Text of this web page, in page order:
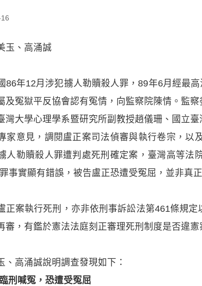
玉、高涌誠
86年12月涉犯擄人勒贖殺人罪，89年6月經最
及冤獄平反協會認有冤情，向監察院陳情。監
灣大學心理學系暨研究所副教授趙儀珊、國立
家意見，調閱盧正案司法偵審與執行卷宗，以
人勒贖殺人罪遭判處死刑確定案，臺灣高等法
事實顯有錯誤，被告盧正恐遭受冤屈，並非真
正案執行死刑，亦非依刑事訴訟法第461條規
審，有鑑於憲法法庭刻正審理死刑制度是否違
、高涌誠說明調查發現如下：
刑喊冤，恐遭受冤屈